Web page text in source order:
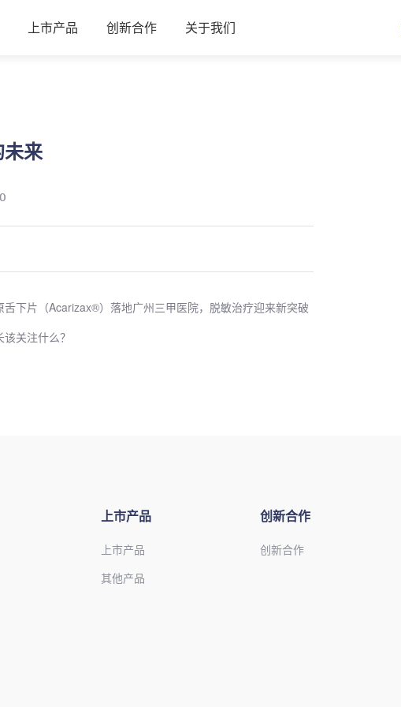
上市产品 创新合作 关于我们
来
下片（Acarizax®）落地广州三甲医院，脱敏治疗迎来新突破
关注什么？
上市产品
上市产品
其他产品
创新合作
创新合作